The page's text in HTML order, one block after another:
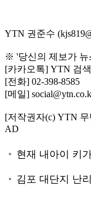
YTN 권준수
※ '당신의 제보가 뉴
[카카오톡] YTN 검
[전화] 02-398-8585
[메일]
[저작권자(c) YTN
AD